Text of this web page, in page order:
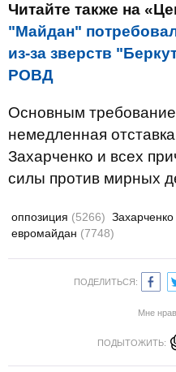
Читайте также на
"Майдан"
из-за зверств
РОВД
Основным
немедленная
Захарченко и всех
силы против мирных
оппозиция (5266)
евромайдан (7748)
ПОДЕЛИТЬСЯ:
Мне
ПОДЫТОЖИТЬ: